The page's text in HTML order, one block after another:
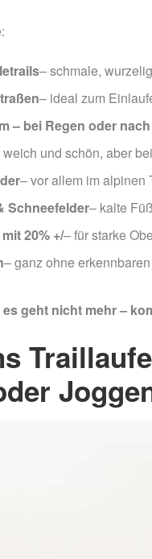
– schmale,
– ideal zum
– bei Regen oder
weich und schön, aber
– vor allem im alpinen
Schneefelder– kalte
20% +/– für starke
– ganz ohne
geht nicht mehr –